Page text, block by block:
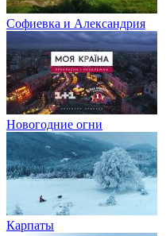
Софиевка и Александрия
Новогодние огни
Карпаты